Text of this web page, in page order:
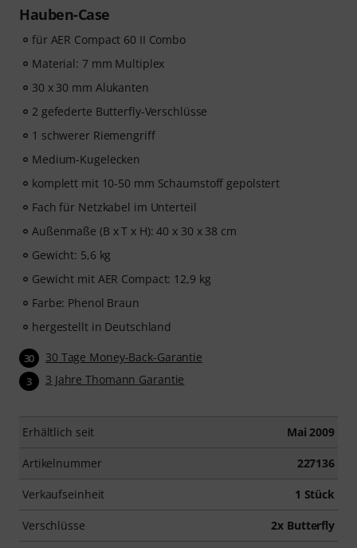
Hauben-Case
für AER Compact 60 II Combo
Material: 7 mm Multiplex
30 x 30 mm Alukanten
2 gefederte Butterfly-Verschlüsse
1 schwerer Riemengriff
Medium-Kugelecken
komplett mit 10-50 mm Schaumstoff gepolstert
Fach für Netzkabel im Unterteil
Außenmaße (B x T x H): 40 x 30 x 38 cm
Gewicht: 5,6 kg
Gewicht mit AER Compact: 12,9 kg
Farbe: Phenol Braun
hergestellt in Deutschland
30 30 Tage Money-Back-Garantie
3 3 Jahre Thomann Garantie
Erhältlich seit Mai 2009
Artikelnummer 227136
Verkaufseinheit 1 Stück
Verschlüsse 2x Butterfly